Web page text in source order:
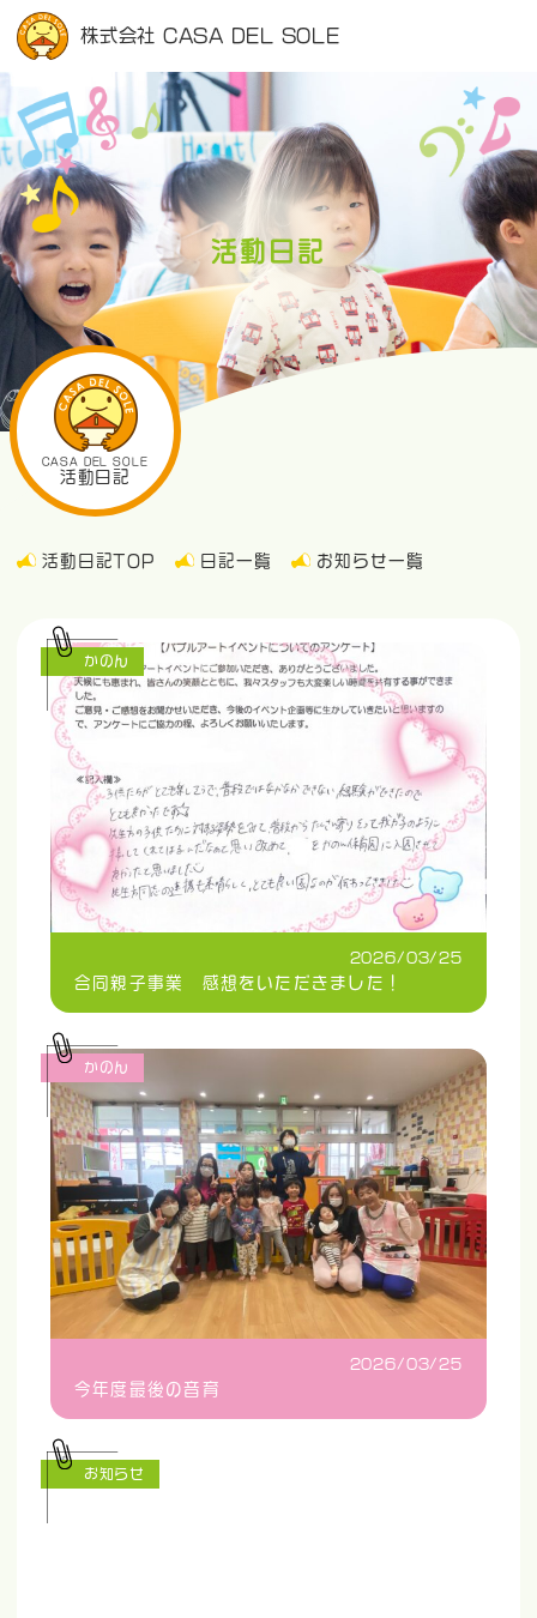
株式会社 CASA DEL SOLE
活動日記
CASA DEL SOLE
活動日記
活動日記TOP 日記一覧 お知らせ一覧
2026/03/25
合同親子事業 感想をいただきました！
かのん
2026/03/25
今年度最後の音育
かのん
お知らせ